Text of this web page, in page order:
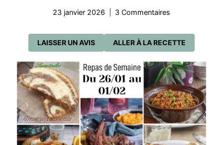
23 janvier 2026 3 Commentaires
ALLER À LA RECETTE
LAISSER UN AVIS